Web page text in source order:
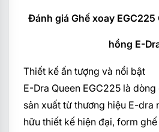
Đánh giá Ghế xoay
hồng E-
Thiết kế ấn tượng và nổi bật
E-Dra Queen EGC225 là
sản xuất từ thương hiệu E-dra
hữu thiết kế hiện đại, form